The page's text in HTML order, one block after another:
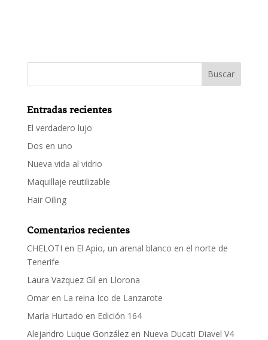
Entradas recientes
El verdadero lujo
Dos en uno
Nueva vida al vidrio
Maquillaje reutilizable
Hair Oiling
Comentarios recientes
CHELOTI en El Apio, un arenal blanco en el norte de
Tenerife
Laura Vazquez Gil en Llorona
Omaren La reina Ico de Lanzarote
María Hurtado en Edición 164
Alejandro Luque Gonzálezen Nueva Ducati Diavel V4